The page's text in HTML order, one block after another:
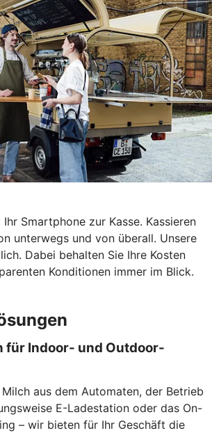
Smartphone zur Kasse. Kassieren
unterwegs und von überall. Unsere
Dabei behalten Sie Ihre Kosten
Konditionen immer im Blick.
für Indoor- und Outdoor-
aus dem Automaten, der Betrieb
E-Ladestation oder das On-
– wir bieten für Ihr Geschäft die